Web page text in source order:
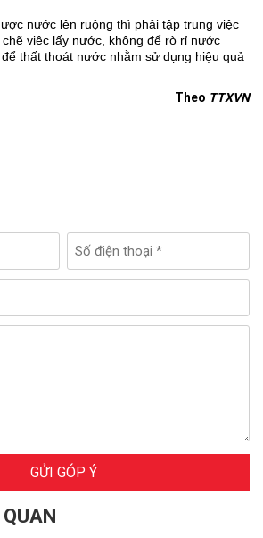
nước lên ruộng thì phải tập trung việc
việc lấy nước, không để rò rỉ nước
thất thoát nước nhằm sử dụng hiệu quả
Theo TTXVN
GỬI GÓP Ý